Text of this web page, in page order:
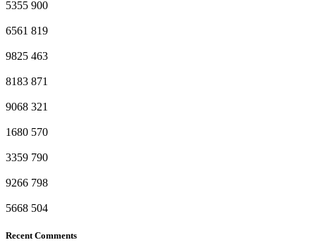
5355 900
6561 819
9825 463
8183 871
9068 321
1680 570
3359 790
9266 798
5668 504
Recent Comments